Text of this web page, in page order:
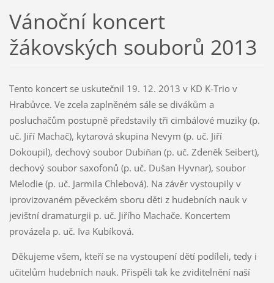
Vánoční koncert
žákovských souborů 2013
Tento koncert se uskutečnil 19. 12. 2013 v KD K-Trio v
Hrabůvce. Ve zcela zaplněném sále se divákům a
posluchačům postupně představily tři cimbálové muziky (p.
uč. Jiří Machač), kytarová skupina Nevym (p. uč. Jiří
Dokoupil), dechový soubor Dubiňan (p. uč. Zdeněk Seibert),
dechový soubor saxofonů (p. uč. Dušan Hyvnar), soubor
Melodie (p. uč. Jarmila Chlebová). Na závěr vystoupily v
iprovizovaném pěveckém sboru děti z hudebních nauk v
jevištní dramaturgii p. uč. Jiřího Machače. Koncertem
provázela p. uč. Iva Kubíková.
Děkujeme všem, kteří se na vystoupení dětí podíleli, tedy i
učitelům hudebních nauk. Přispěli tak ke zviditelnění naší